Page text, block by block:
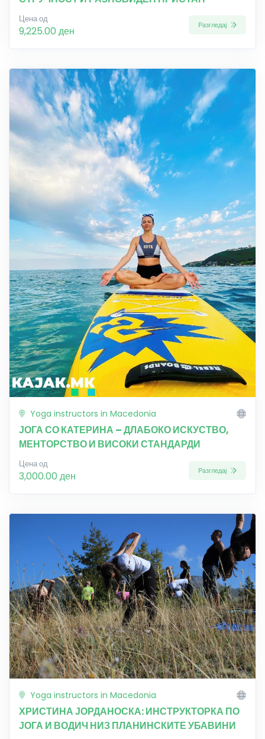
Цена од
9,225.00 ден Разгледај
Yoga instructors in Macedonia
ЈОГА СО КАТЕРИНА – ДЛАБОКО ИСКУСТВО,
МЕНТОРСТВО И ВИСОКИ СТАНДАРДИ
Цена од
3,000.00 ден Разгледај
Yoga instructors in Macedonia
ХРИСТИНА ЈОРДАНОСКА: ИНСТРУКТОРКА ПО
ЈОГА И ВОДИЧ НИЗ ПЛАНИНСКИТЕ УБАВИНИ